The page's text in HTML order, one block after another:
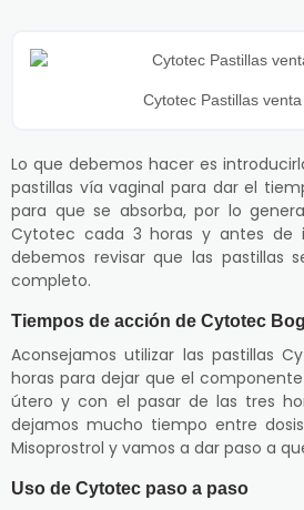
Cytotec Pastillas
Lo que debemos hacer es
pastillas vía vaginal para dar el
para que se absorba, por lo
Cytotec cada 3 horas y antes de
debemos revisar que las pastillas
completo.
Tiempos de acción de Cytotec
Aconsejamos utilizar las pastillas
horas para dejar que el
útero y con el pasar de las tres
dejamos mucho tiempo entre
Misoprostrol y vamos a dar paso a
Uso de Cytotec paso a paso